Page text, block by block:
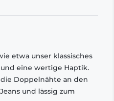
etwa unser klassisches
eine wertige Haptik.
Doppelnähte an den
und lässig zum